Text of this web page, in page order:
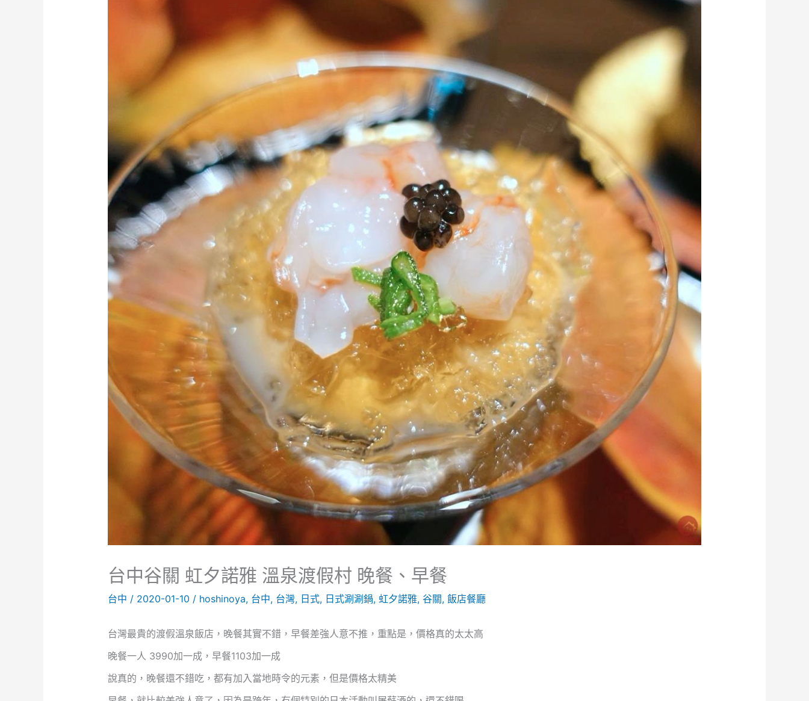
台中谷關 虹夕諾雅 溫泉渡假村 晚餐、早餐
台中 / 2020-01-10 / hoshinoya, 台中, 台灣, 日式, 日式涮涮鍋, 虹夕諾雅, 谷關, 飯店餐廳
台灣最貴的渡假溫泉飯店，晚餐其實不錯，早餐差強人意不推，重點是，價格真的太太高
晚餐一人 3990加一成，早餐1103加一成
說真的，晚餐還不錯吃，都有加入當地時令的元素，但是價格太精美